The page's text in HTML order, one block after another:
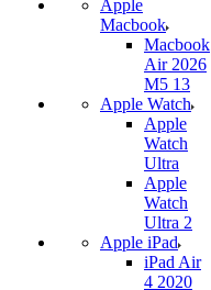
Apple
Macbook
Macbook
Air 2026
M5 13
Apple Watch
Apple
Watch
Ultra
Apple
Watch
Ultra 2
Apple iPad
iPad Air
4 2020